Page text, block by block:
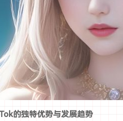
的独特优势与发展趋势